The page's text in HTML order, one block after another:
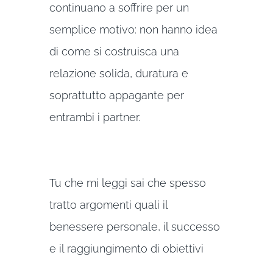
continuano a soffrire per un
semplice motivo: non hanno idea
di come si costruisca una
relazione solida, duratura e
soprattutto appagante per
entrambi i partner.
Tu che mi leggi sai che spesso
tratto argomenti quali il
benessere personale, il successo
e il raggiungimento di obiettivi